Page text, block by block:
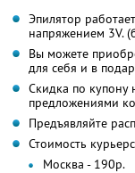
Эпилятор
напряжением 3V.
Вы можете
для себя и в
Скидка по купону
предложениями
Предъявляйте
Стоимость
Москва - 190р.